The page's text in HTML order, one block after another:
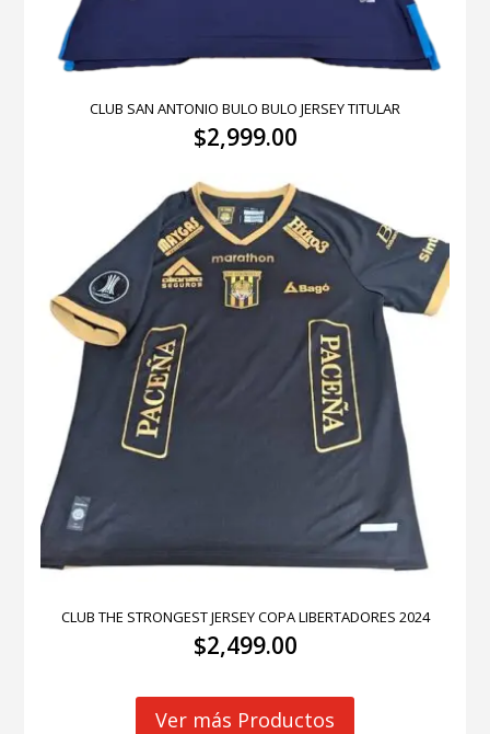
CLUB SAN ANTONIO BULO BULO JERSEY TITULAR
$2,999.00
CLUB THE STRONGEST JERSEY COPA LIBERTADORES 2024
$2,499.00
Ver más Productos